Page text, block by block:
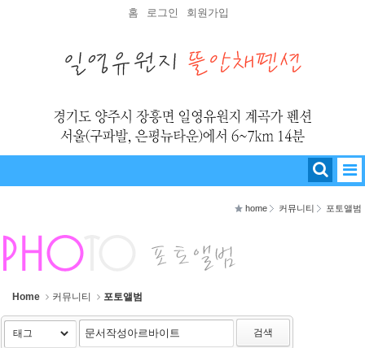
홈 로그인 회원가입
home 커뮤니티 포토앨범
Home 커뮤니티 포토앨범
검색